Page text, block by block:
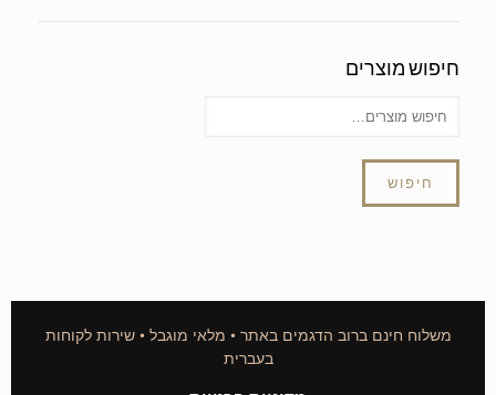
חיפוש מוצרים
חיפוש
משלוח חינם ברוב הדגמים באתר • מלאי מוגבל • שירות לקוחות
בעברית